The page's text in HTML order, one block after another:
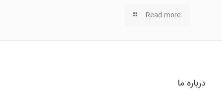
Read more
درباره ما